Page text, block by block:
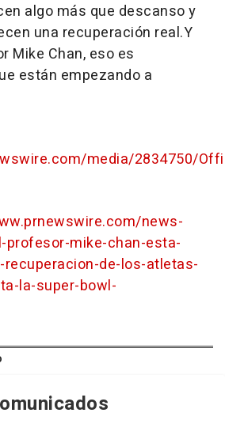
algo más que descanso y
una recuperación real.Y
Mike Chan, eso es
están empezando a
media/2834750/
news-
mike-chan-esta-
de-los-atletas-
la-super-bowl-